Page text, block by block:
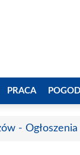
PRACA
-